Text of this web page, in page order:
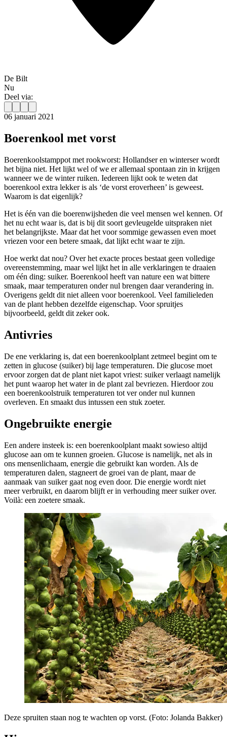
De Bilt
Nu
Deel via:
06 januari 2021
Boerenkool met vorst
Boerenkoolstamppot met rookworst: Hollandser en winterser wordt
het bijna niet. Het lijkt wel of we er allemaal spontaan zin in krijgen
wanneer we de winter ruiken. Iedereen lijkt ook te weten dat
boerenkool extra lekker is als ‘de vorst eroverheen’ is geweest.
Waarom is dat eigenlijk?
Het is één van die boerenwijsheden die veel mensen wel kennen. Of
het nu echt waar is, dat is bij dit soort gevleugelde uitspraken niet
het belangrijkste. Maar dat het voor sommige gewassen even moet
vriezen voor een betere smaak, dat lijkt echt waar te zijn.
Hoe werkt dat nou? Over het exacte proces bestaat geen volledige
overeenstemming, maar wel lijkt het in alle verklaringen te draaien
om één ding: suiker. Boerenkool heeft van nature een wat bittere
smaak, maar temperaturen onder nul brengen daar verandering in.
Overigens geldt dit niet alleen voor boerenkool. Veel familieleden
van de plant hebben dezelfde eigenschap. Voor spruitjes
bijvoorbeeld, geldt dit zeker ook.
Antivries
De ene verklaring is, dat een boerenkoolplant zetmeel begint om te
zetten in glucose (suiker) bij lage temperaturen. Die glucose moet
ervoor zorgen dat de plant niet kapot vriest: suiker verlaagt namelijk
het punt waarop het water in de plant zal bevriezen. Hierdoor zou
een boerenkoolstruik temperaturen tot ver onder nul kunnen
overleven. En smaakt dus intussen een stuk zoeter.
Ongebruikte energie
Een andere insteek is: een boerenkoolplant maakt sowieso altijd
glucose aan om te kunnen groeien. Glucose is namelijk, net als in
ons mensenlichaam, energie die gebruikt kan worden. Als de
temperaturen dalen, stagneert de groei van de plant, maar de
aanmaak van suiker gaat nog even door. Die energie wordt niet
meer verbruikt, en daarom blijft er in verhouding meer suiker over.
Voilà: een zoetere smaak.
Deze spruiten staan nog te wachten op vorst. (Foto: Jolanda Bakker)